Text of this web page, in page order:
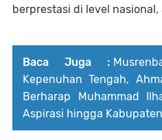
berprestasi di level
Baca Juga :
Kepenuhan Tengah,
Berharap Muhammad
Aspirasi hingga Kabupaten